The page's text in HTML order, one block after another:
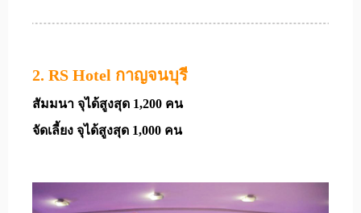
2. RS Hotel กาญจนบุรี
สัมมนา จุได้สูงสุด 1,200 คน
จัดเลี้ยง จุได้สูงสุด 1,000 คน